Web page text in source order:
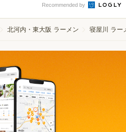
Recommended by
北河内・東大阪 ラーメン 寝屋川 ラー